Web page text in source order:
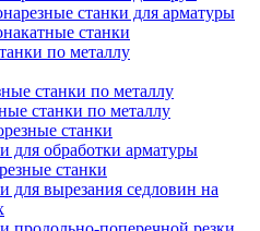
станки для арматуры
станки
по металлу
станки по металлу
станки по металлу
станки
для обработки арматуры
станки
для вырезания седловин на